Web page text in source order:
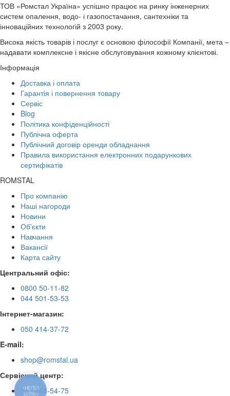
ТОВ «Ромстал Україна» успішно працює на ринку інженерних
систем опалення, водо- і газопостачання, сантехніки та
інноваційних технологій з 2003 року.
Висока якість товарів і послуг є основою філософії Компанії, мета –
надавати комплексне і якісне обслуговування кожному клієнтові.
Інформація
Доставка і оплата
Гарантія і повернення товару
Сервіс
Blog
Політика конфіденційності
Публічна оферта
Публічний договір оренди обладнання
Правила використання електронних подарункових
сертифікатів
ROMSTAL
Про компанію
Наші нагороди
Новини
Об'єкти
Навчання
Вакансії
Карта сайту
Центральний офіс:
0800 50-11-82
044 501-53-53
Інтернет-магазин:
050 414-37-72
E-mail:
shop@romstal.ua
Сервісний центр:
050 468-54-75
КНОПКА